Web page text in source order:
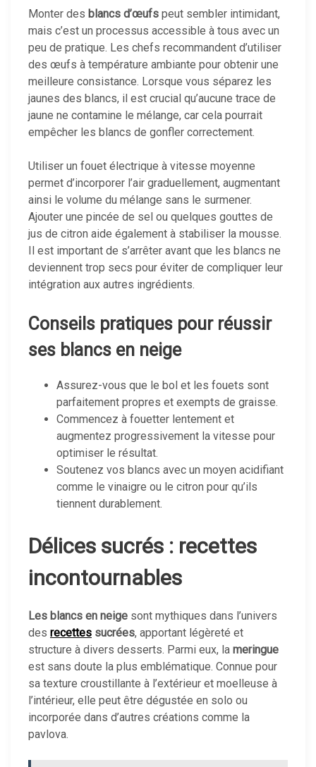
Monter des blancs d’œufs peut sembler intimidant,
mais c’est un processus accessible à tous avec un
peu de pratique. Les chefs recommandent d’utiliser
des œufs à température ambiante pour obtenir une
meilleure consistance. Lorsque vous séparez les
jaunes des blancs, il est crucial qu’aucune trace de
jaune ne contamine le mélange, car cela pourrait
empêcher les blancs de gonfler correctement.
Utiliser un fouet électrique à vitesse moyenne
permet d’incorporer l’air graduellement, augmentant
ainsi le volume du mélange sans le surmener.
Ajouter une pincée de sel ou quelques gouttes de
jus de citron aide également à stabiliser la mousse.
Il est important de s’arrêter avant que les blancs ne
deviennent trop secs pour éviter de compliquer leur
intégration aux autres ingrédients.
Conseils pratiques pour réussir
ses blancs en neige
Assurez-vous que le bol et les fouets sont
parfaitement propres et exempts de graisse.
Commencez à fouetter lentement et
augmentez progressivement la vitesse pour
optimiser le résultat.
Soutenez vos blancs avec un moyen acidifiant
comme le vinaigre ou le citron pour qu’ils
tiennent durablement.
Délices sucrés : recettes
incontournables
Les blancs en neige sont mythiques dans l’univers
des recettes sucrées, apportant légèreté et
structure à divers desserts. Parmi eux, la meringue
est sans doute la plus emblématique. Connue pour
sa texture croustillante à l’extérieur et moelleuse à
l’intérieur, elle peut être dégustée en solo ou
incorporée dans d’autres créations comme la
pavlova.